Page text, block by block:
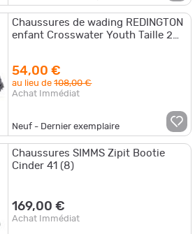
Chaussures de wading REDINGTON
enfant Crosswater Youth Taille 2
54,00 €
au lieu de108,00 €
Achat Immédiat
Neuf - Dernier exemplaire
Chaussures SIMMS Zipit Bootie
Cinder 41 (8)
169,00 €
Achat Immédiat